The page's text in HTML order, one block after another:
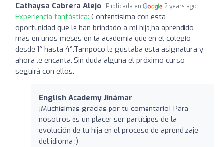
Cathaysa Cabrera Alejo Publicada en 2 years ago
Experiencia fantástica: Contentísima con esta
oportunidad que le han brindado a mi hija,ha aprendido
más en unos meses en la academia que en el colegio
desde 1° hasta 4°.Tampoco le gustaba esta asignatura y
ahora le encanta. Sin duda alguna el próximo curso
seguirá con ellos.
English Academy Jinámar
¡Muchísimas gracias por tu comentario! Para
nosotros es un placer ser partícipes de la
evolución de tu hija en el proceso de aprendizaje
del idioma :)